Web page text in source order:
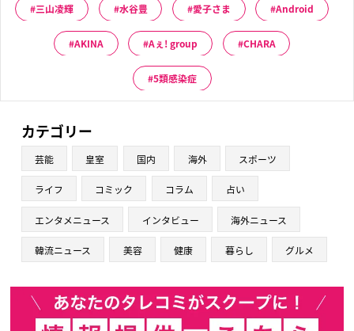
三山凌輝 水谷豊 愛子さま Android
AKINA Aぇ! group CHARA
5類感染症
カテゴリー
芸能 皇室 国内 海外 スポーツ
ライフ コミック コラム 占い
エンタメニュース インタビュー 海外ニュース
韓流ニュース 美容 健康 暮らし グルメ